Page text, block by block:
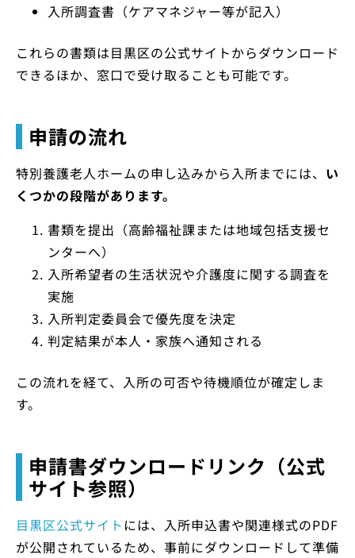
入所調査書（ケアマネジャー等が記入）
これらの書類は目黒区の公式サイトからダウンロード
できるほか、窓口で受け取ることも可能です。
申請の流れ
特別養護老人ホームの申し込みから入所までには、 い
くつかの段階があります。
書類を提出（高齢福祉課または地域包括支援セ
ンターへ）
入所希望者の生活状況や介護度に関する調査を
実施
入所判定委員会で優先度を決定
判定結果が本人・家族へ通知される
この流れを経て、入所の可否や待機順位が確定しま
す。
申請書ダウンロードリンク（公式
サイト参照）
目黒区公式サイト には、入所申込書や関連様式のPDF
が公開されているため、事前にダウンロードして準備